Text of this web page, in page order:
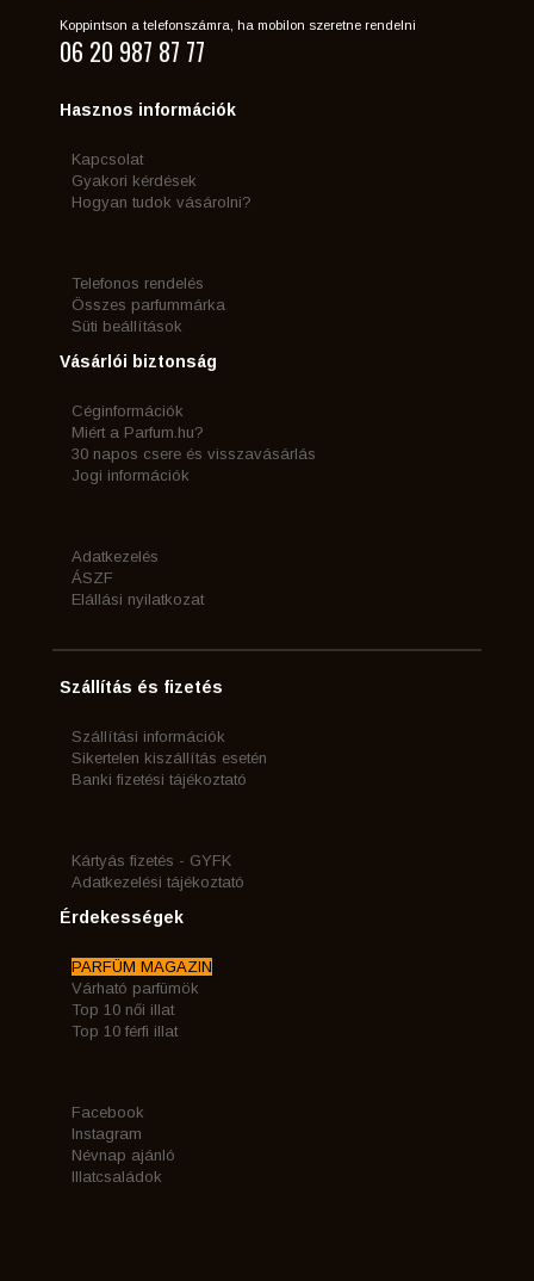
Koppintson a telefonszámra, ha mobilon szeretne rendelni
06 20 987 87 77
Hasznos információk
Kapcsolat
Gyakori kérdések
Hogyan tudok vásárolni?
Telefonos rendelés
Összes parfummárka
Süti beállítások
Vásárlói biztonság
Céginformációk
Miért a Parfum.hu?
30 napos csere és visszavásárlás
Jogi információk
Adatkezelés
ÁSZF
Elállási nyilatkozat
Szállítás és fizetés
Szállítási információk
Sikertelen kiszállítás esetén
Banki fizetési tájékoztató
Kártyás fizetés - GYFK
Adatkezelési tájékoztató
Érdekességek
PARFÜM MAGAZIN
Várható parfümök
Top 10 női illat
Top 10 férfi illat
Facebook
Instagram
Névnap ajánló
Illatcsaládok